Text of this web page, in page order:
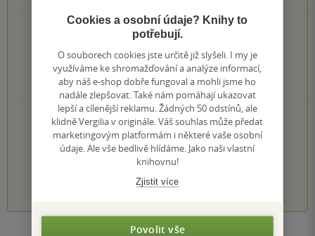
2×
5 hvězdiček
0×
1×
3 hvězdičky
0×
2 hvězdičky
0×
1 hvezdička
PŘIDEJTE SVÉ HODNOCENÍ KNIHY
Hodnocení našich knihkupců: 0.0 z 5
3 4 5
Cookies a osobní údaje? Knihy to
potřebují.
O souborech cookies jste určitě již slyšeli. I my je
využíváme ke shromažďování a analýze informací,
aby náš e-shop dobře fungoval a mohli jsme ho
nadále zlepšovat. Také nám pomáhají ukazovat
lepší a cílenější reklamu. Žádných 50 odstínů, ale
klidně Vergilia v originále. Váš souhlas může předat
marketingovým platformám i některé vaše osobní
údaje. Ale vše bedlivě hlídáme. Jako naši vlastní
knihovnu!
Zjistit více
Povolit vše